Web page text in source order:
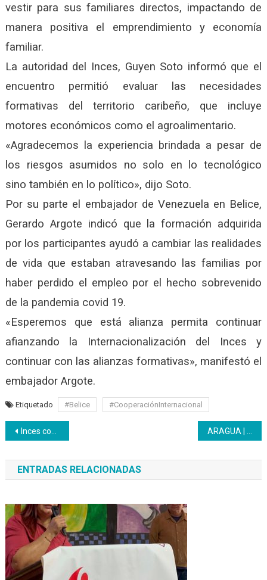
vestir para sus familiares directos, impactando de
manera positiva el emprendimiento y economía
familiar.
La autoridad del Inces, Guyen Soto informó que el
encuentro permitió evaluar las necesidades
formativas del territorio caribeño, que incluye
motores económicos como el agroalimentario.
«Agradecemos la experiencia brindada a pesar de
los riesgos asumidos no solo en lo tecnológico
sino también en lo político», dijo Soto.
Por su parte el embajador de Venezuela en Belice,
Gerardo Argote indicó que la formación adquirida
por los participantes ayudó a cambiar las realidades
de vida que estaban atravesando las familias por
haber perdido el empleo por el hecho sobrevenido
de la pandemia covid 19.
«Esperemos que está alianza permita continuar
afianzando la Internacionalización del Inces y
continuar con las alianzas formativas», manifestó el
embajador Argote.
Etiquetado #Belice #CooperaciónInternacional
Navegación
de
entradas
Inces continúa reparando las mesas sillas de los niños y jóvenes de la patria
ENTRADAS RELACIONADAS